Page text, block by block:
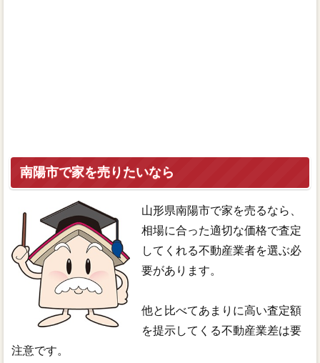
南陽市で家を売りたいなら
山形県南陽市で家を売るなら、
相場に合った適切な価格で査定
してくれる不動産業者を選ぶ必
要があります。
他と比べてあまりに高い査定額
を提示してくる不動産業差は要
注意です。